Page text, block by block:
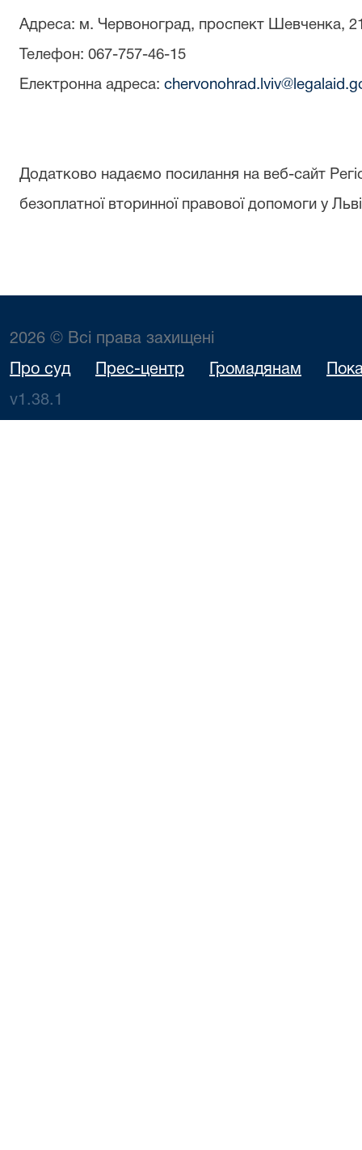
Адреса: м. Червоноград, проспект Шевченка,
Телефон: 067-757-46-15
Електронна адреса:
Додатково надаємо посилання на веб-сайт
безоплатної вторинної правової допомоги у
2026 © Всі права захищені
Про суд Прес-центр Громадянам
v1.38.1